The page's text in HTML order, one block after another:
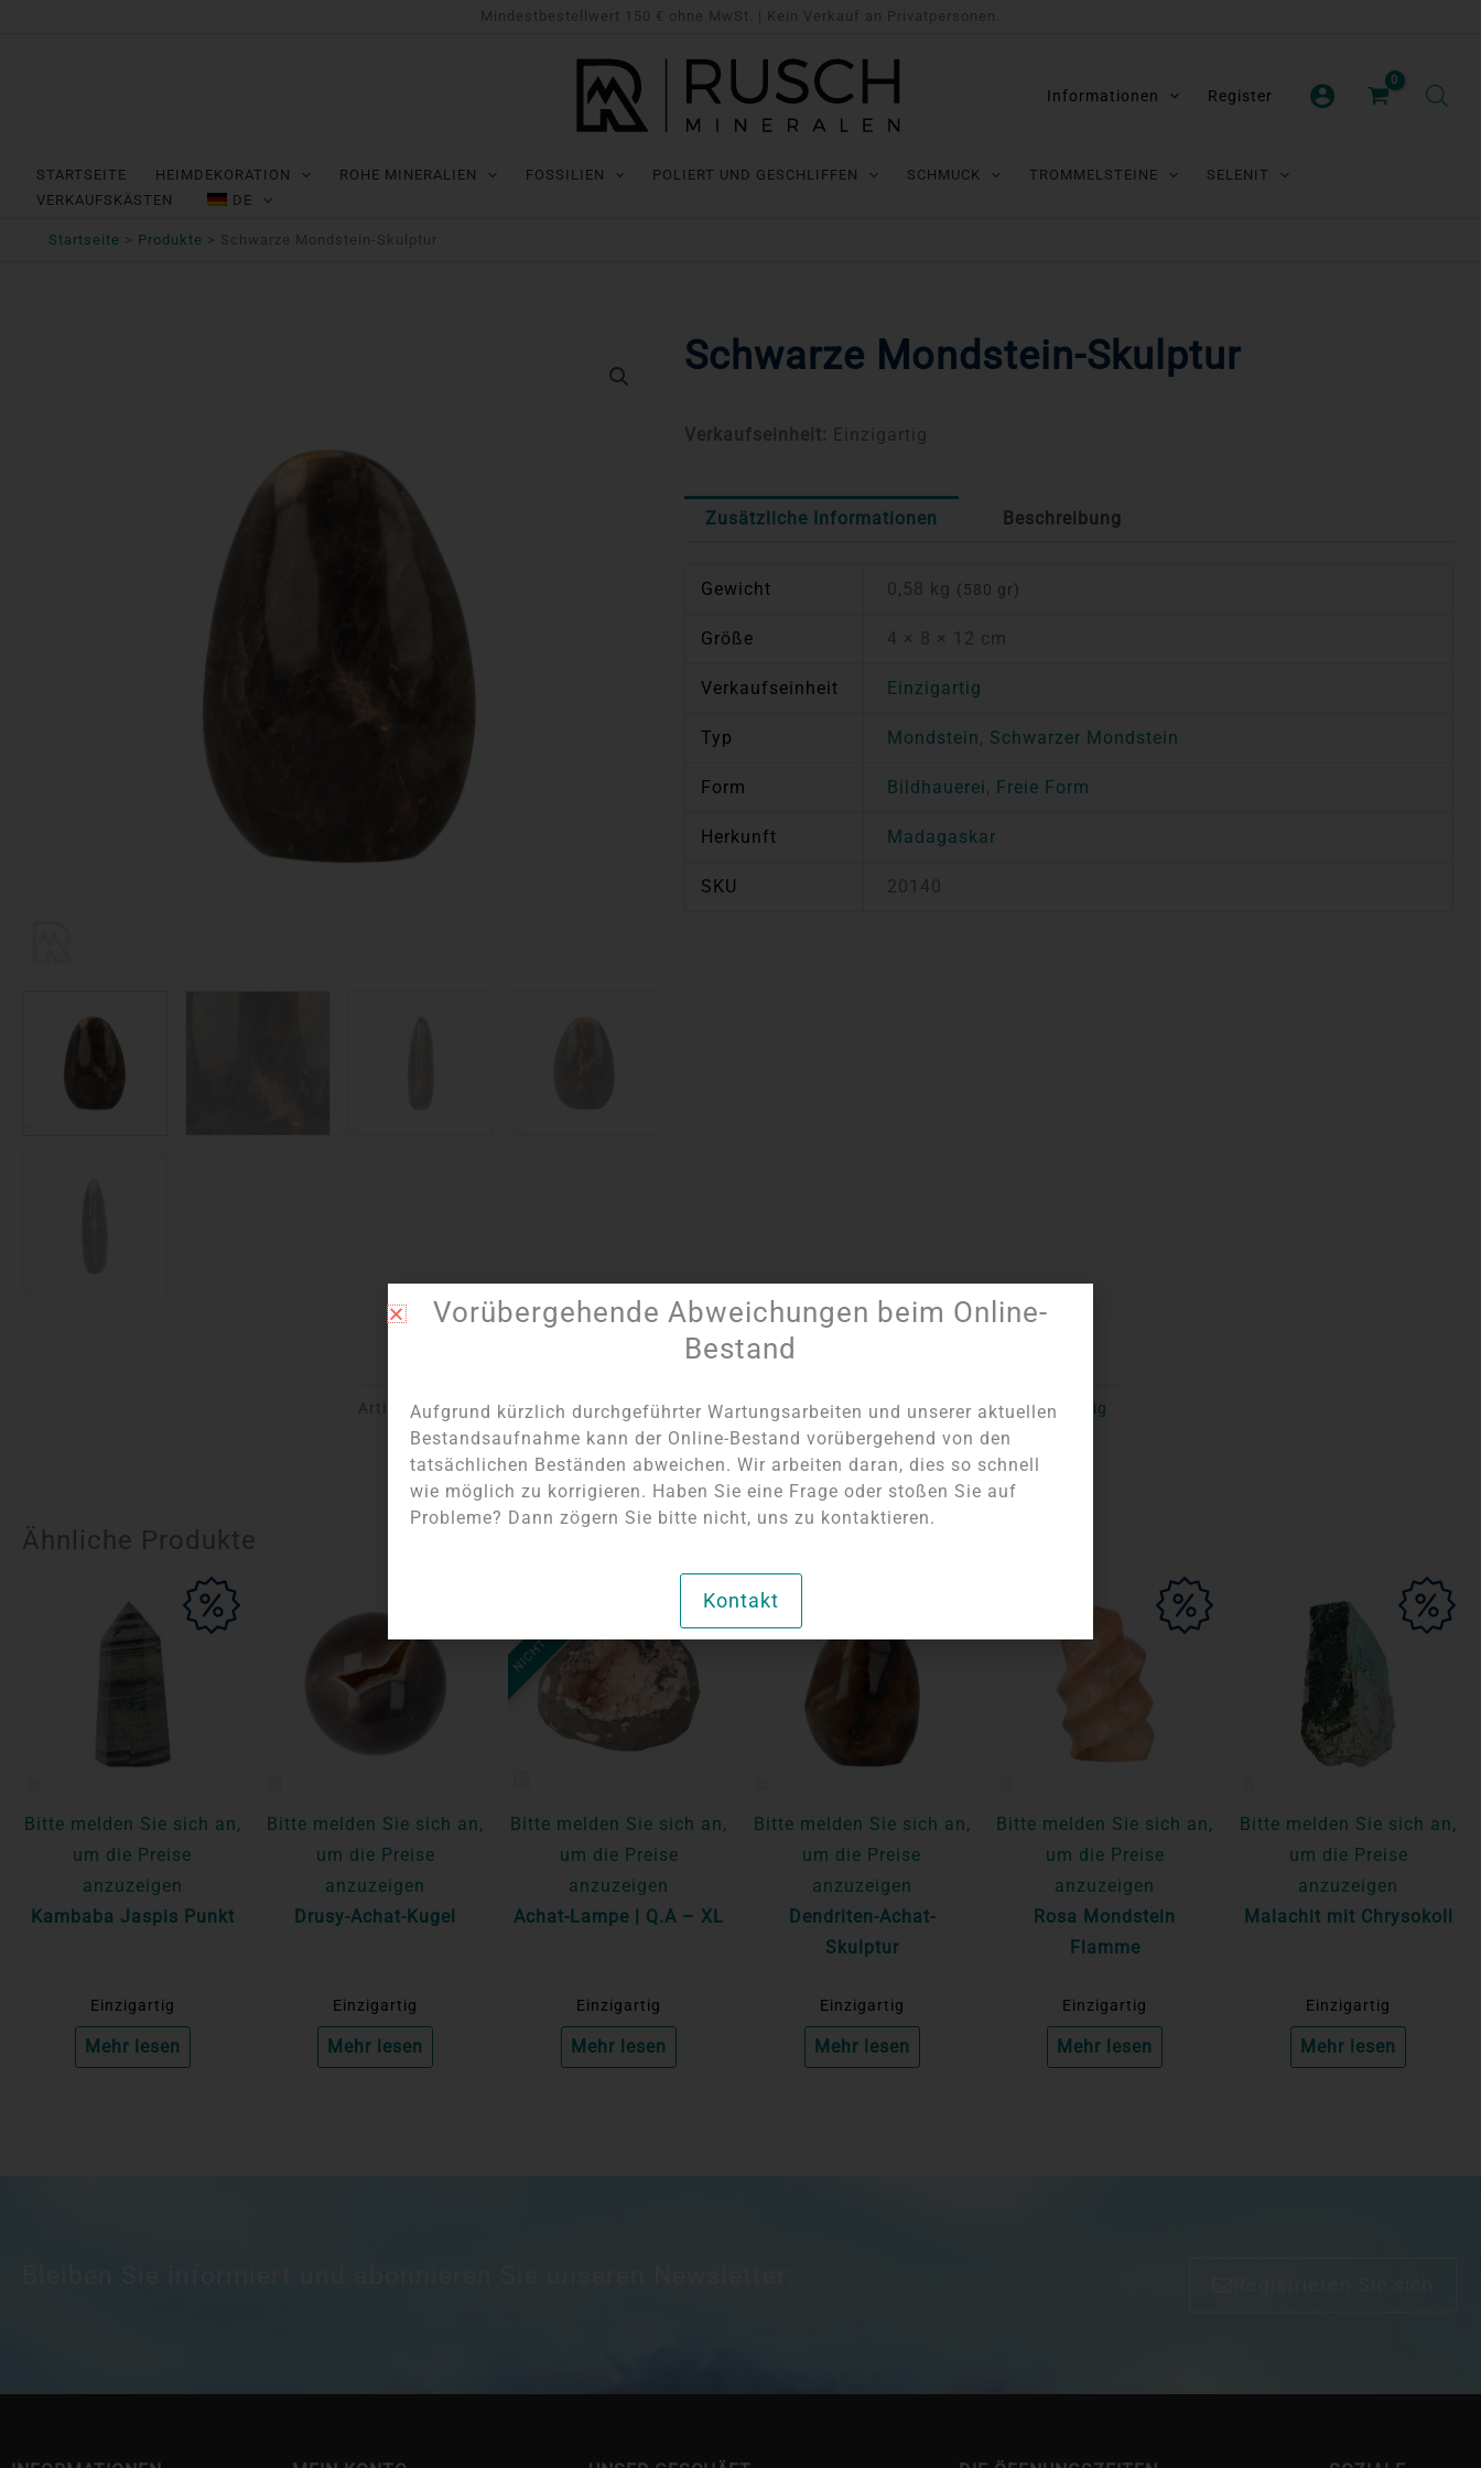
Mindestbestellwert 150 € ohne MwSt. | Kein Verkauf an Privatpersonen.
Informationen Register
STARTSEITE HEIMDEKORATION ROHE MINERALIEN FOSSILIEN POLIERT UND GESCHLIFFEN SCHMUCK TROMMELSTEINE
SELENIT
VERKAUFSKÄSTEN
DE
Startseite Produkte Schwarze Mondstein-Skulptur
Schwarze Mondstein-Skulptur
Verkaufseinheit: Einzigartig
Zusätzliche Informationen Beschreibung
Gewicht 0,58 kg (580 gr)
Größe 4 × 8 × 12 cm
Verkaufseinheit Einzigartig
Typ Mondstein, Schwarzer Mondstein
Form Bildhauerei, Freie Form
Herkunft Madagaskar
SKU 20140
Artikel Nummer:20140 Kategorien: Skulpturen nach Stück,Einzigartige Produkte Tag: Einzigartig
Ähnliche Produkte
Bitte melden Sie sich an,
um die Preise
anzuzeigen
Kambaba Jaspis Punkt
Einzigartig
Mehr lesen
Bitte melden Sie sich an,
um die Preise
anzuzeigen
Drusy-Achat-Kugel
Einzigartig
Mehr lesen
NICHT AUF LAGER
Bitte melden Sie sich an,
um die Preise
anzuzeigen
Achat-Lampe | Q.A – XL
Einzigartig
Mehr lesen
Bitte melden Sie sich an,
um die Preise
anzuzeigen
Dendriten-Achat-
Skulptur
Einzigartig
Mehr lesen
Bitte melden Sie sich an,
um die Preise
anzuzeigen
Rosa Mondstein
Flamme
Einzigartig
Mehr lesen
Bitte melden Sie sich an,
um die Preise
anzuzeigen
Malachit mit Chrysokoll
Einzigartig
Mehr lesen
Vorübergehende Abweichungen beim Online-
Bestand
Aufgrund kürzlich durchgeführter Wartungsarbeiten und unserer aktuellen
Bestandsaufnahme kann der Online-Bestand vorübergehend von den
tatsächlichen Beständen abweichen. Wir arbeiten daran, dies so schnell
wie möglich zu korrigieren. Haben Sie eine Frage oder stoßen Sie auf
Probleme? Dann zögern Sie bitte nicht, uns zu kontaktieren.
Kontakt